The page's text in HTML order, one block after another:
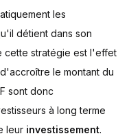
les
détient dans son
cette stratégie est l'effet
d'accroître le montant du
sont donc
à long terme
leur investissement.